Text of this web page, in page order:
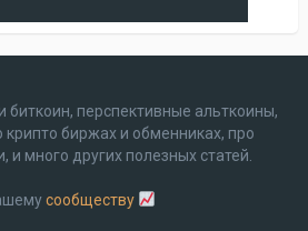
биткоин, перспективные альткоины,
крипто биржах и обменниках, про
и много других полезных статей.
сообществу